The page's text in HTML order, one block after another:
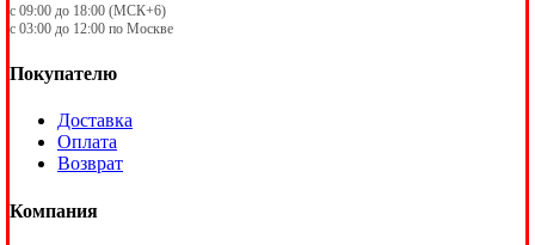
с 09:00 до 18:00 (МСК+6)
с 03:00 до 12:00 по Москве
Покупателю
Доставка
Оплата
Возврат
Компания